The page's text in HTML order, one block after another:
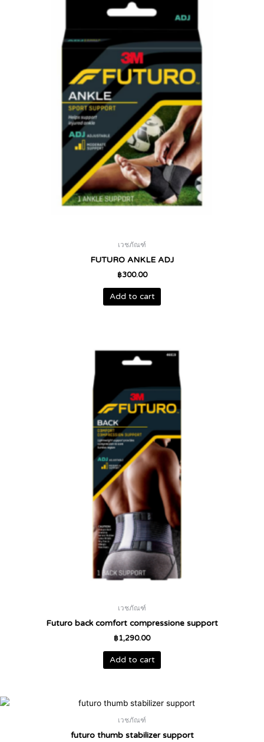
เวชภัณฑ์
FUTURO ANKLE ADJ
฿300.00
Add to cart
เวชภัณฑ์
Futuro back comfort compressione support
฿1,290.00
Add to cart
เวชภัณฑ์
futuro thumb stabilizer support